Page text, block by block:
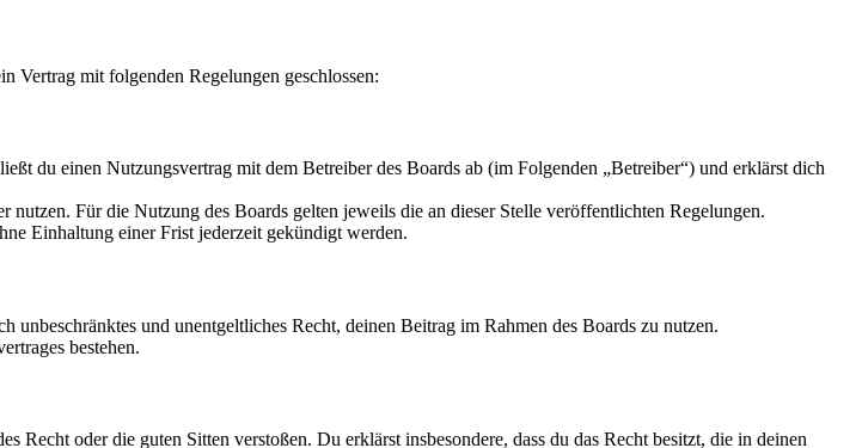
mit folgenden Regelungen geschlossen:
du einen Nutzungsvertrag mit dem Betreiber des Boards ab (im Folgenden „Betreiber“) und erklärst dich
Für die Nutzung des Boards gelten jeweils die an dieser Stelle veröffentlichten Regelungen.
Einhaltung einer Frist jederzeit gekündigt werden.
und unentgeltliches Recht, deinen Beitrag im Rahmen des Boards zu nutzen.
bestehen.
Recht oder die guten Sitten verstoßen. Du erklärst insbesondere, dass du das Recht besitzt, die in deinen